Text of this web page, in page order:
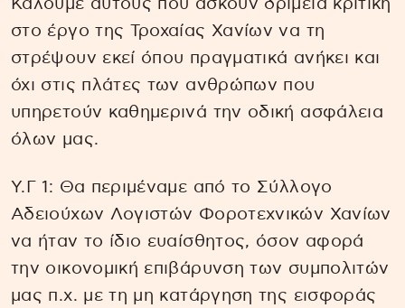
Καλούμε αυτούς που ασκούν δριμεία κριτική
στο έργο της Τροχαίας Χανίων να τη
στρέψουν εκεί όπου πραγματικά ανήκει και
όχι στις πλάτες των ανθρώπων που
υπηρετούν καθημερινά την οδική ασφάλεια
όλων μας.
Υ.Γ 1: Θα περιμέναμε από το Σύλλογο
Αδειούχων Λογιστών Φοροτεχνικών Χανίων
να ήταν το ίδιο ευαίσθητος, όσον αφορά
την οικονομική επιβάρυνση των συμπολιτών
μας π.χ. με τη μη κατάργηση της εισφοράς